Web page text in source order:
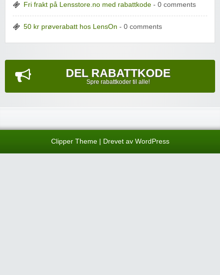
Fri frakt på Lensstore.no med rabattkode - 0 comments
50 kr prøverabatt hos LensOn - 0 comments
DEL RABATTKODE
Spre rabattkoder til alle!
Clipper Theme| Drevet av WordPress